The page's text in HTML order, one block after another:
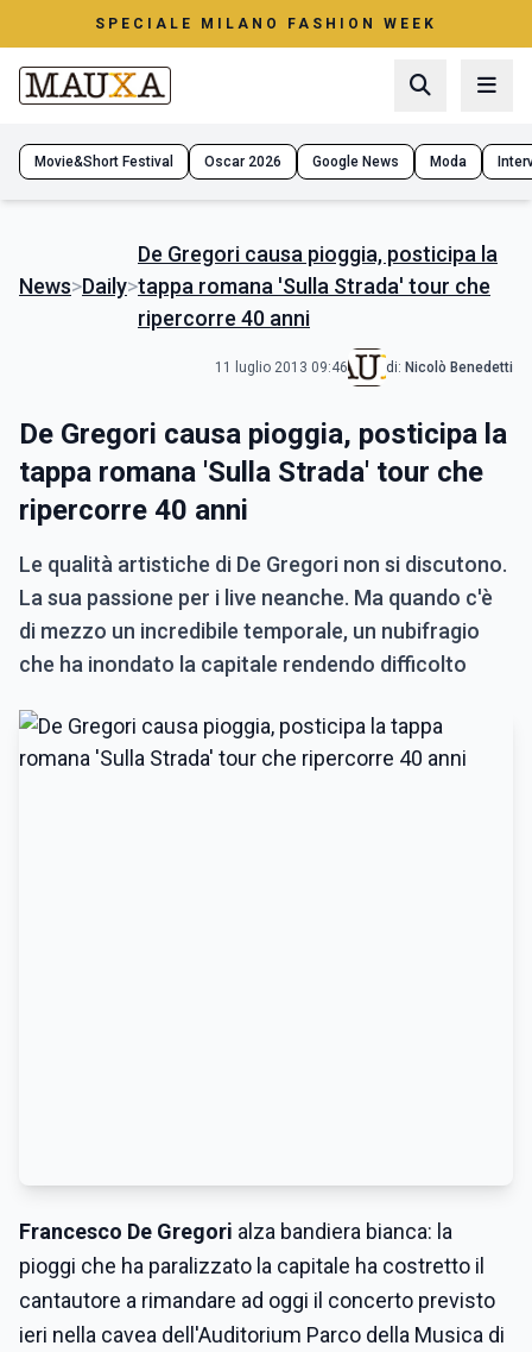
SPECIALE MILANO FASHION WEEK
Movie&Short Festival Oscar 2026 Google News Moda
News>Daily>
De Gregori causa pioggia, posticipa la
tappa romana 'Sulla Strada' tour che
ripercorre 40 anni
11 luglio 2013 09:46 di: Nicolò Benedetti
De Gregori causa pioggia, posticipa la
tappa romana 'Sulla Strada' tour che
ripercorre 40 anni
Le qualità artistiche di De Gregori non si discutono.
La sua passione per i live neanche. Ma quando c'è
di mezzo un incredibile temporale, un nubifragio
che ha inondato la capitale rendendo difficolto
Francesco De Gregori alza bandiera bianca: la
pioggi che ha paralizzato la capitale ha costretto il
cantautore a rimandare ad oggi il concerto previsto
ieri nella cavea dell'Auditorium Parco della Musica di